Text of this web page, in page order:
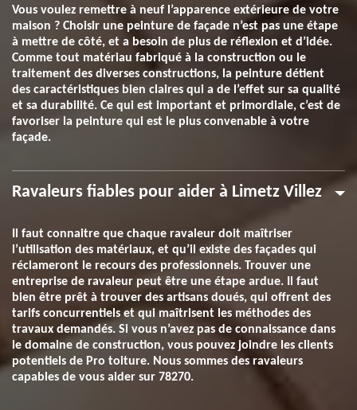
Vous voulez remettre à neuf l’apparence extérieure de votre
maison ? Choisir une peinture de façade n’est pas une étape
à mettre de côté, et a besoin de plus de réflexion et d’idée.
Comme tout matériau fabriqué à la construction ou le
traitement des diverses constructions, la peinture détient
des caractéristiques bien claires qui a de l’effet sur sa qualité
et sa durabilité. Ce qui est important et primordiale, c’est de
favoriser la peinture qui est le plus convenable à votre
façade.
Ravaleurs fiables pour aider à Limetz Villez
Il faut connaitre que chaque ravaleur doit maîtriser
l’utilisation des matériaux, et qu’il existe des façades qui
réclameront le recours des professionnels. Trouver une
entreprise de ravaleur peut être une étape ardue. Il faut
bien être prêt à trouver des artisans doués, qui offrent des
tarifs concurrentiels et qui maîtrisent les méthodes des
travaux demandés. Si vous n’avez pas de connaissance dans
le domaine de construction, vous pouvez joindre les clients
potentiels de Pro toiture. Nous sommes des ravaleurs
capables de vous aider sur 78270.